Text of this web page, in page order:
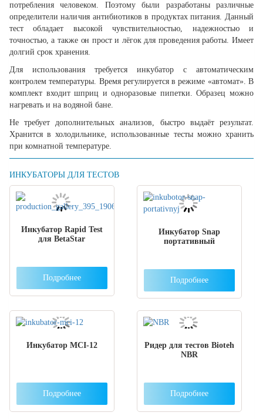
потребления человеком. Поэтому были разработаны различные
определители наличия антибиотиков в продуктах питания. Данный
тест обладает высокой чувствительностью, надежностью и
точностью, а также он прост и лёгок для проведения работы. Имеет
долгий срок хранения.
Для использования требуется инкубатор с автоматическим
контролем температуры. Время регулируется в режиме «автомат». В
комплект входит шприц и одноразовые пипетки. Образец можно
нагревать и на водяной бане.
Не требует дополнительных анализов, быстро выдаёт результат.
Хранится в холодильнике, использованные тесты можно хранить
при комнатной температуре.
ИНКУБАТОРЫ ДЛЯ ТЕСТОВ
Инкубатор Rapid Test
для BetaStar
Подробнее
Инкубатор Snap
портативный
Подробнее
Инкубатор МCI-12
Подробнее
Ридер для тестов Bioteh
NBR
Подробнее